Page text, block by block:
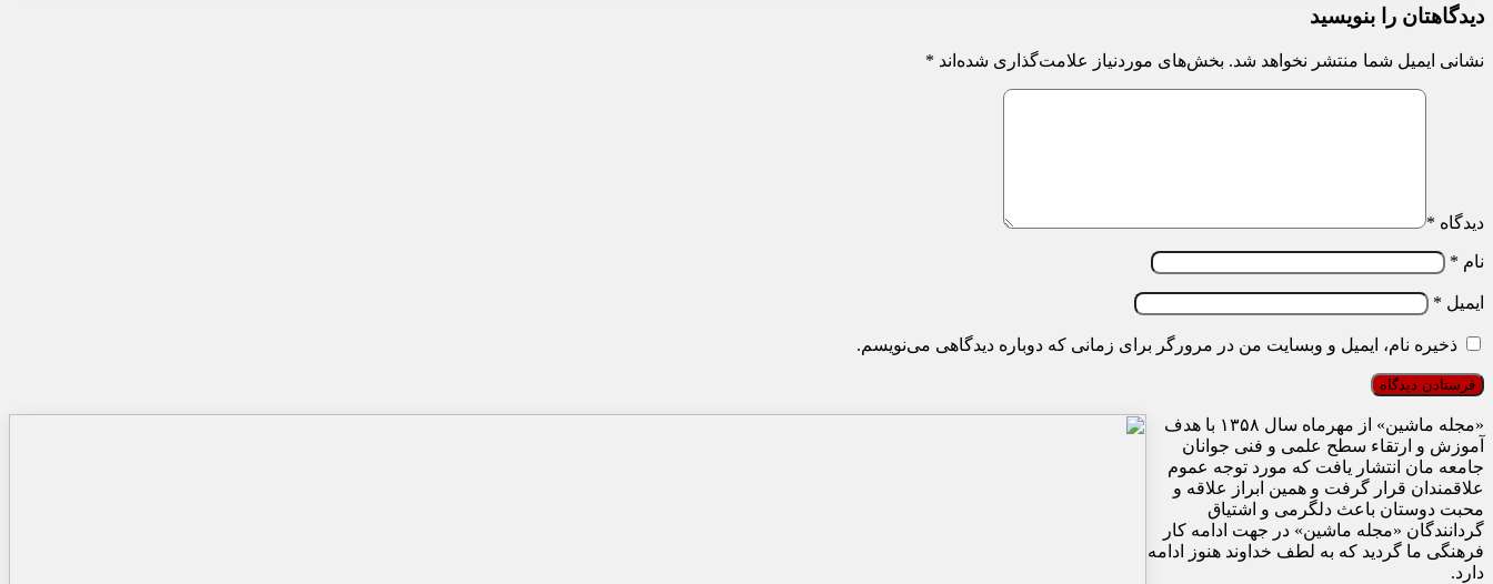
دیدگاهتان را بنویسید
نشانی ایمیل شما منتشر نخواهد شد. بخش‌های موردنیاز علامت‌گذاری شده‌اند *
دیدگاه *
نام *
ایمیل *
ذخیره نام، ایمیل و وبسایت من در مرورگر برای زمانی که دوباره دیدگاهی می‌نویسم.
«مجله ماشین» از مهرماه سال ۱۳۵۸ با هدف
آموزش و ارتقاء سطح علمی و فنی جوانان
جامعه مان انتشار یافت که مورد توجه عموم
علاقمندان قرار گرفت و همین ابراز علاقه و
محبت دوستان باعث دلگرمی و اشتیاق
گردانندگان «مجله ماشین» در جهت ادامه کار
فرهنگی ما گردید که به لطف خداوند هنوز ادامه
دارد.